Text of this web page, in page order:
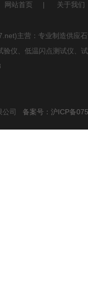
网站首页 | 关于我们
主营：专业制造供
仪、低温闪点测试仪、
公司 备案号：沪ICP备